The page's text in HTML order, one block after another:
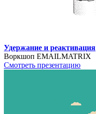
Удержание и реактивация
Воркшоп EMAILMATRIX
Смотреть презентацию